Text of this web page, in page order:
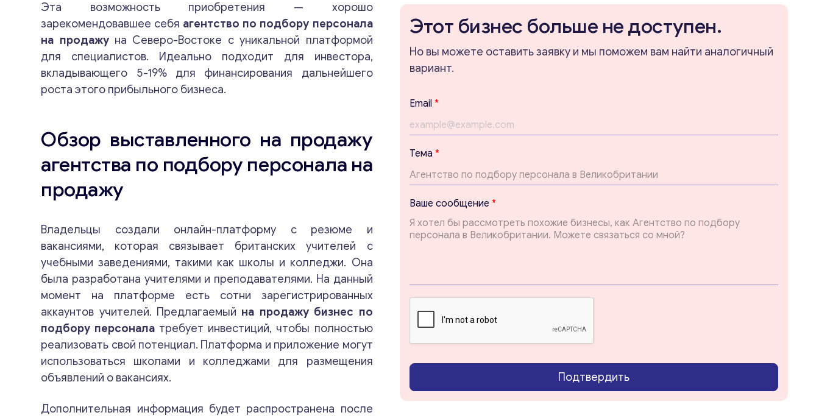
Консультация
Отправьте нам запрос, и мы свяжемся с вами в
ближайшее время.
Email*
Ваши комментарии*
Эта возможность приобретения — хорошо
зарекомендовавшее себя агентство по подбору персонала
на продажуна Северо-Востоке с уникальной платформой
для специалистов. Идеально подходит для инвестора,
вкладывающего 5-19% для финансирования дальнейшего
роста этого прибыльного бизнеса.
Обзор выставленного на продажу
агентства по подбору персонала на
продажу
Владельцы создали онлайн-платформу с резюме и
вакансиями, которая связывает британских учителей с
учебными заведениями, такими как школы и колледжи. Она
была разработана учителями и преподавателями. На данный
момент на платформе есть сотни зарегистрированных
аккаунтов учителей. Предлагаемый на продажу бизнес по
подбору персонала требует инвестиций, чтобы полностью
реализовать свой потенциал. Платформа и приложение могут
использоваться школами и колледжами для размещения
объявлений о вакансиях.
Дополнительная информация будет распространена после
Этот бизнес больше не доступен.
Но вы можете оставить заявку и мы поможем вам найти аналогичный
вариант.
Email *
Тема *
Т
е
м
а
Ваше сообщение *
Подтвердить